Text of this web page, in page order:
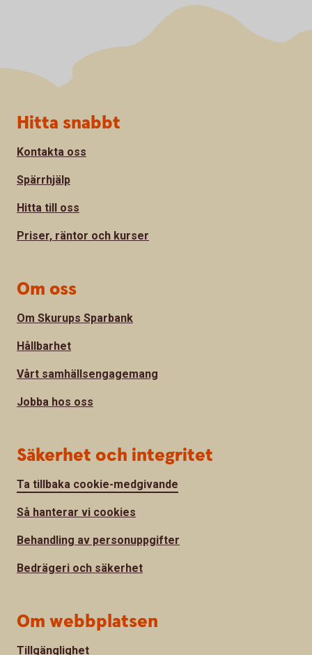
Sidfot
Hitta snabbt
Kontakta oss
Spärrhjälp
Hitta till oss
Priser, räntor och kurser
Om oss
Om Skurups Sparbank
Hållbarhet
Vårt samhällsengagemang
Jobba hos oss
Säkerhet och integritet
Ta tillbaka cookie-medgivande
Så hanterar vi cookies
Behandling av personuppgifter
Bedrägeri och säkerhet
Om webbplatsen
Tillgänglighet